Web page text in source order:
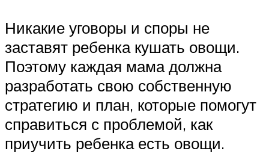
Никакие уговоры и споры не
заставят ребенка кушать овощи.
Поэтому каждая мама должна
разработать свою собственную
стратегию и план, которые помогут
справиться с проблемой, как
приучить ребенка есть овощи.